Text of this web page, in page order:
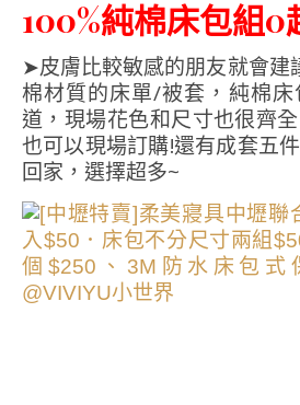
100%純棉床包組
➤皮膚比較敏感的朋友就會建
棉材質的床單/被套，純棉
道，現場花色和尺寸也很齊
也可以現場訂購!還有成套五
回家，選擇超多~